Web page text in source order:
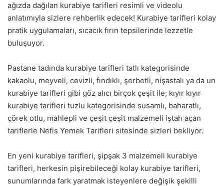
ağızda dağılan kurabiye tarifleri resimli ve videolu
anlatımıyla sizlere rehberlik edecek! Kurabiye tarifleri kolay
pratik uygulamaları, sıcacık fırın tepsilerinde lezzetle
buluşuyor.
Pastane tadında kurabiye tarifleri tatlı kategorisinde
kakaolu, meyveli, cevizli, fındıklı, şerbetli, nişastalı ya da un
kurabiye tarifleri gibi göz alıcı birçok çeşit ile; kıyır kıyır
kurabiye tarifleri tuzlu kategorisinde susamlı, baharatlı,
çörek otlu, mahlepli ve çeşit çeşit malzemeli iştah açan
tariflerle Nefis Yemek Tarifleri sitesinde sizleri bekliyor.
En yeni kurabiye tarifleri, şipşak 3 malzemeli kurabiye
tarifleri, herkesin pişirebileceği kolay kurabiye tarifleri,
sunumlarında fark yaratmak isteyenlere değişik şekilli